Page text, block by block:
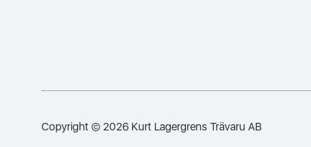
Copyright © 2026 Kurt Lagergrens Trävaru AB